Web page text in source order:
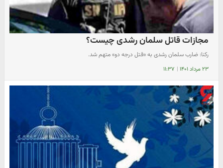
مجازات قاتل سلمان رشدی چیست؟
رکنا: ضارب سلمان رشدی به «قتل درجه دو» متهم شد.
۲۳ مرداد ۱۴۰۱ | ۱۱:۳۷